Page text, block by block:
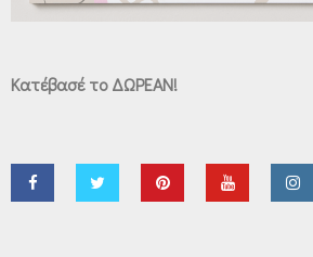
Κατέβασέ το ΔΩΡΕΑΝ!